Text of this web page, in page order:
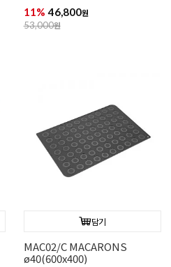
11% 46,800원
53,000원
담기
MAC02/C MACARONS
ø40(600x400)